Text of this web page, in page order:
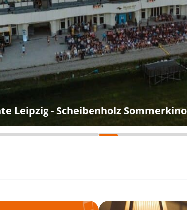
Leipzig - Scheibenholz Sommerkino